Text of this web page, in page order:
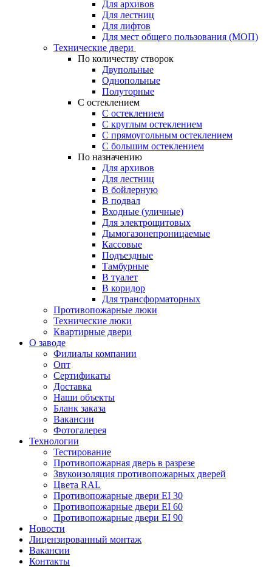
Для архивов
Для лестниц
Для лифтов
Для мест общего пользования (МОП)
Технические двери
По количеству створок
Двупольные
Однопольные
Полуторные
С остеклением
С остеклением
С круглым остеклением
С прямоугольным остеклением
С большим остеклением
По назначению
Для архивов
Для лестниц
В бойлерную
В подвал
Входные (уличные)
Для электрощитовых
Дымогазонепроницаемые
Кассовые
Подъездные
Тамбурные
В туалет
В коридор
Для трансформаторных
Противопожарные люки
Технические люки
Квартирные двери
О заводе
Филиалы компании
Опт
Сертификаты
Доставка
Наши объекты
Бланк заказа
Вакансии
Фотогалерея
Технологии
Тестирование
Противопожарная дверь в разрезе
Звукоизоляция противопожарных дверей
Цвета RAL
Противопожарные двери EI 30
Противопожарные двери EI 60
Противопожарные двери EI 90
Новости
Лицензированный монтаж
Вакансии
Контакты